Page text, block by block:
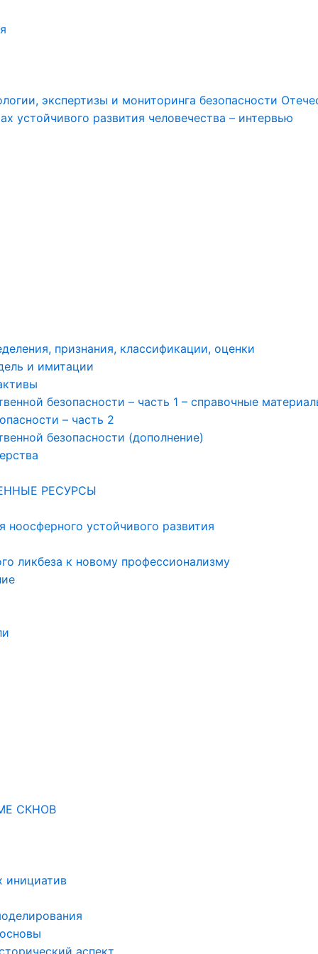
экспертизы и мониторинга безопасности
устойчивого развития человечества – интервью
признания, классификации, оценки
и имитации
безопасности – часть 1 – справочные
– часть 2
безопасности (дополнение)
РЕСУРСЫ
устойчивого развития
ликбеза к новому профессионализму
СКНОВ
инициатив
аспект